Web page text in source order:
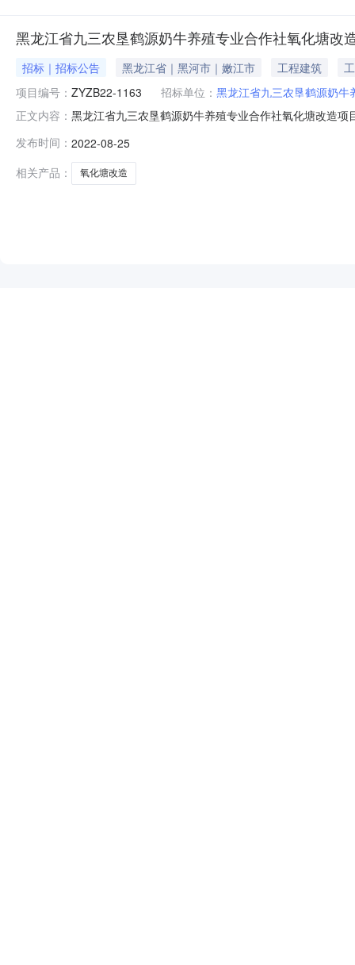
黑龙江省九三农垦鹤源奶牛养殖专业合作社氧化塘改
招标｜招标公告 黑龙江省｜黑河市｜嫩江市 工程建筑
项目编号： ZYZB22-1163 招标单位： 黑龙江省九三农垦鹤源奶牛
正文内容： 黑龙江省九三农垦鹤源奶牛养殖专业合作社氧化塘改造
金。项目已具备招标条件，现对该项目施工进行公开招
2.3建设地点：鹤
发布时间： 2022-08-25
相关产品：
氧化塘改造